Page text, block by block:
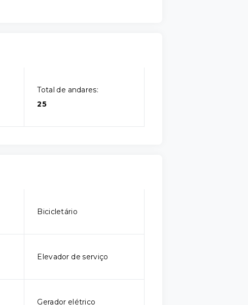
Total de andares:
25
Bicicletário
Elevador de serviço
Gerador elétrico